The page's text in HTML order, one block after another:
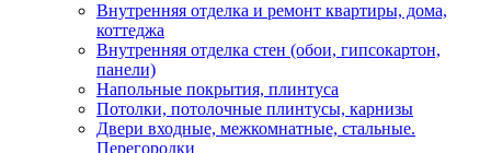
Внутренняя отделка и ремонт квартиры, дома,
коттеджа
Внутренняя отделка стен (обои, гипсокартон,
панели)
Напольные покрытия, плинтуса
Потолки, потолочные плинтусы, карнизы
Двери входные, межкомнатные, стальные.
Перегородки